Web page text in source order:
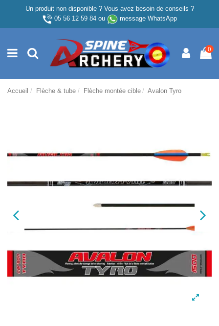
Un produit non disponible ? Vous avez besoin de conseils ?
05 56 12 59 84ou message WhatsApp
0
Accueil Flèche & tube Flèche montée cible Avalon Tyro